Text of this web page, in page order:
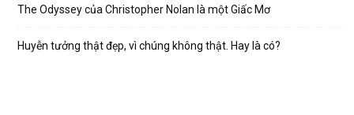
The Odyssey của Christopher Nolan là một Giấc Mơ
Huyễn tưởng thật đẹp, vì chúng không thật. Hay là có?